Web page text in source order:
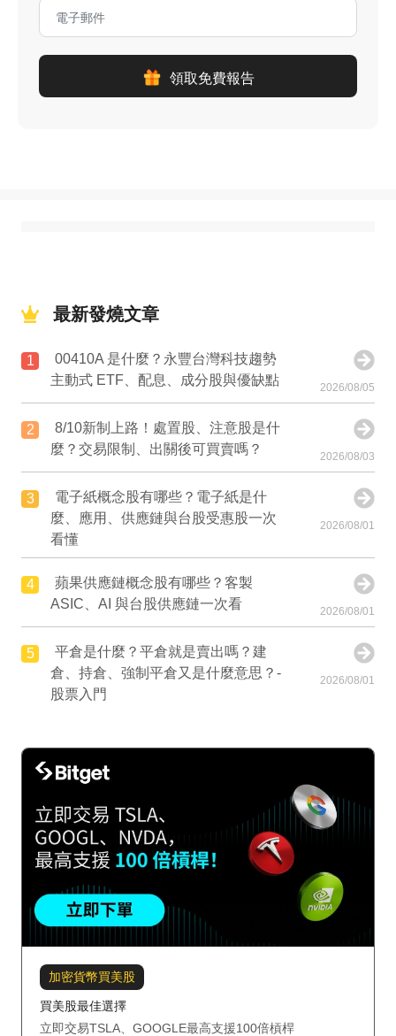
領取免費報告
最新發燒文章
1
00410A 是什麼？永豐台灣科技趨勢
主動式 ETF、配息、成分股與優缺點
2026/08/05
2
8/10新制上路！處置股、注意股是什
麼？交易限制、出關後可買賣嗎？
2026/08/03
3
電子紙概念股有哪些？電子紙是什
麼、應用、供應鏈與台股受惠股一次
看懂
2026/08/01
4
蘋果供應鏈概念股有哪些？客製
ASIC、AI 與台股供應鏈一次看
2026/08/01
5
平倉是什麼？平倉就是賣出嗎？建
倉、持倉、強制平倉又是什麼意思？-
股票入門
2026/08/01
加密貨幣買美股
買美股最佳選擇
立即交易TSLA、GOOGLE最高支援100倍槓桿